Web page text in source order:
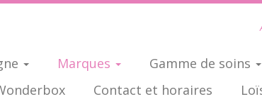
Marques Gamme de soins
Contact et horaires